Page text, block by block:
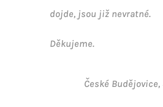
dojde, jsou již nevratné.
České Budějovice,